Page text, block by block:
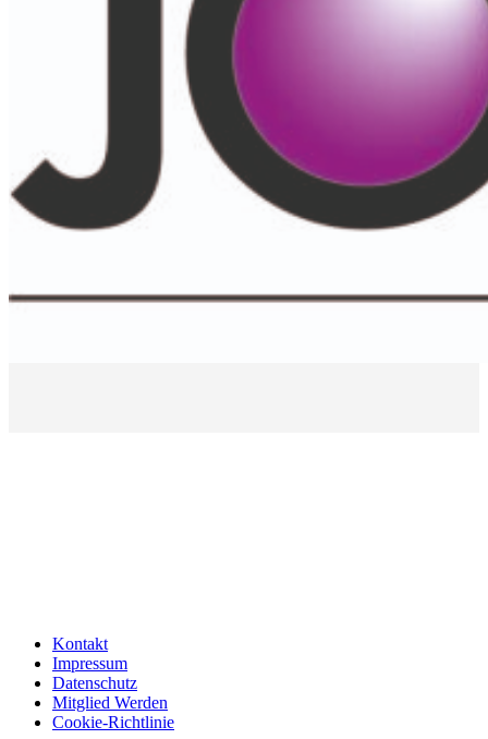
Kontakt
Impressum
Datenschutz
Mitglied Werden
Cookie-Richtlinie